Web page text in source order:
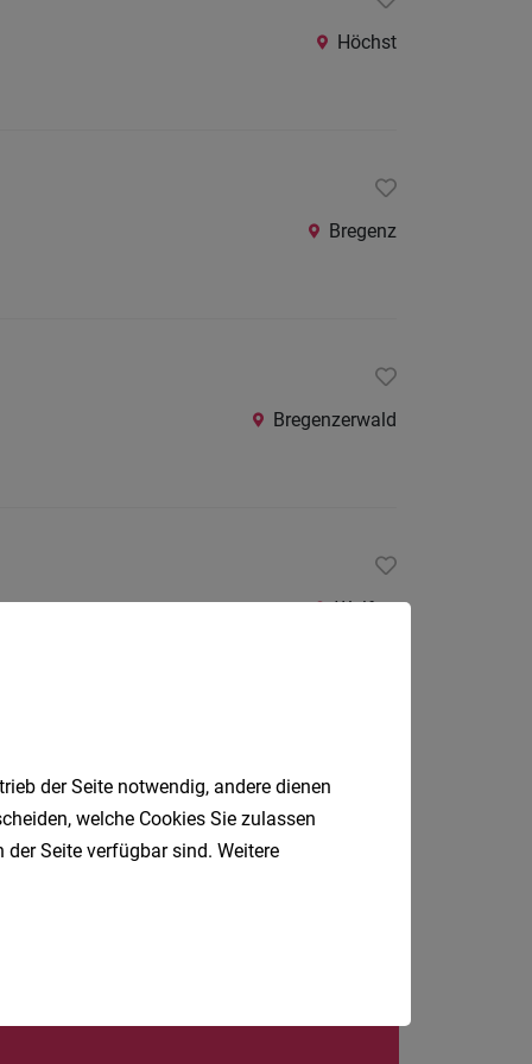
Höchst
Bregenz
Bregenzerwald
Wolfurt
Hard, Egg, Wien
der Seite notwendig, andere dienen
welche Cookies Sie zulassen
Seite verfügbar sind. Weitere